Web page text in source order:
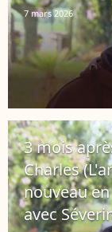
7 mars 2026
3 mois
Charles
nouveau
avec